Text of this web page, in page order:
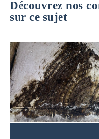
Découvrez nos
sur ce sujet